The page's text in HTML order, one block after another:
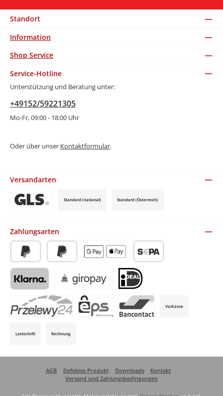
Standort
Information
Shop Service
Service-Hotline
Unterstützung und Beratung unter:
+49152/59221305
Mo-Fr, 09:00 - 18:00 Uhr
Oder über unser Kontaktformular.
Versandarten
Standard (national) Standard (Österreich)
Zahlungsarten
PayPal Später BezahlenApple Pay / Google Pay (via Stripe)
SEPA-Lastschrift (via Stripe)
Klarna (via Stripe)Giropay (via Stripe) iDeal (via Stripe)
Vorkasse
Lastschrift Rechnung
AGB Defektes Produkt Downloads
Kontakt
Versand und Zahlungsbedingungen